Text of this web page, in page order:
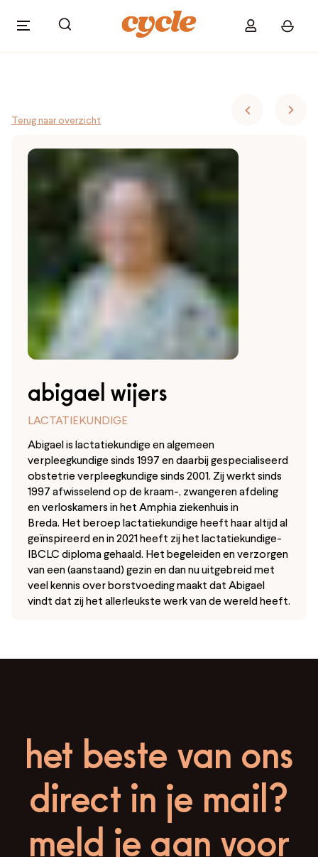
Terug naar overzicht
abigael wijers ‍
LACTATIEKUNDIGE
Abigael is lactatiekundige enalgemeen
verpleegkundige sinds 1997 en daarbij gespecialiseerd
obstetrie verpleegkundige sinds 2001. Zij werkt sinds
1997 afwisselend op de kraam-, zwangeren afdeling
en verloskamers in het Amphia ziekenhuis in
Breda. Het beroep lactatiekundige heeft haar altijd al
geïnspireerd en in 2021 heeft zij het lactatiekundige-
IBCLC diploma gehaald. Het begeleiden en verzorgen
van een (aanstaand) gezin en dan nu uitgebreid met
veel kennis over borstvoeding maakt dat Abigael
vindt dat zij het allerleukste werk van de wereld heeft.
het beste van ons
direct in je mail?
meld je aan voor